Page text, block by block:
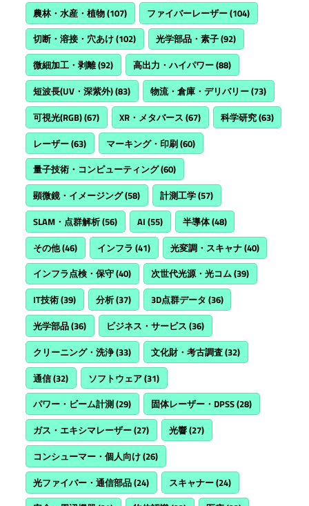
農林・水産・植物(107) ファイバーレーザー(104)
切断・溶接・穴あけ(102) 光学部品・素子(92)
微細加工・剥離(92) 高出力・ハイパワー(88)
短波長(UV・深紫外)(83) 物流・倉庫・デリバリー(73)
可視光(RGB)(67) XR・メタバース (67) 科学研究(63)
レーザー(63) マーキング・印刷(60)
量子技術・コンピューティング(60)
顕微鏡・イメージング(58) 計測工学(57)
SLAM・点群解析(56) AI (55) 半導体(48)
その他(46) インフラ (41) 光変調・スキャナ(40)
インフラ点検・保守(40) 次世代光源・光コム(39)
IT技術(39) 分析(37) 3D点群データ (36)
光学部品(36) ビジネス・サービス (36)
クリーニング・洗浄(33) 文化財・考古調査(32)
通信(32) ソフトウェア(31)
パワー・ビーム計測(29) 固体レーザー・DPSS(28)
ガス・エキシマレーザー(27) 光響(27)
コンシューマー・個人向け(26)
光ファイバー・通信部品(24) スキャナー(24)